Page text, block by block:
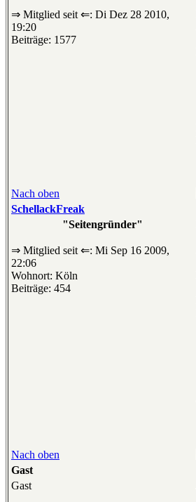
⇒ Mitglied seit ⇐: Di Dez 28 2010,
19:20
Beiträge: 1577
Nach oben
SchellackFreak
"Seitengründer"
⇒ Mitglied seit ⇐: Mi Sep 16 2009,
22:06
Wohnort: Köln
Beiträge: 454
Nach oben
Gast
Gast